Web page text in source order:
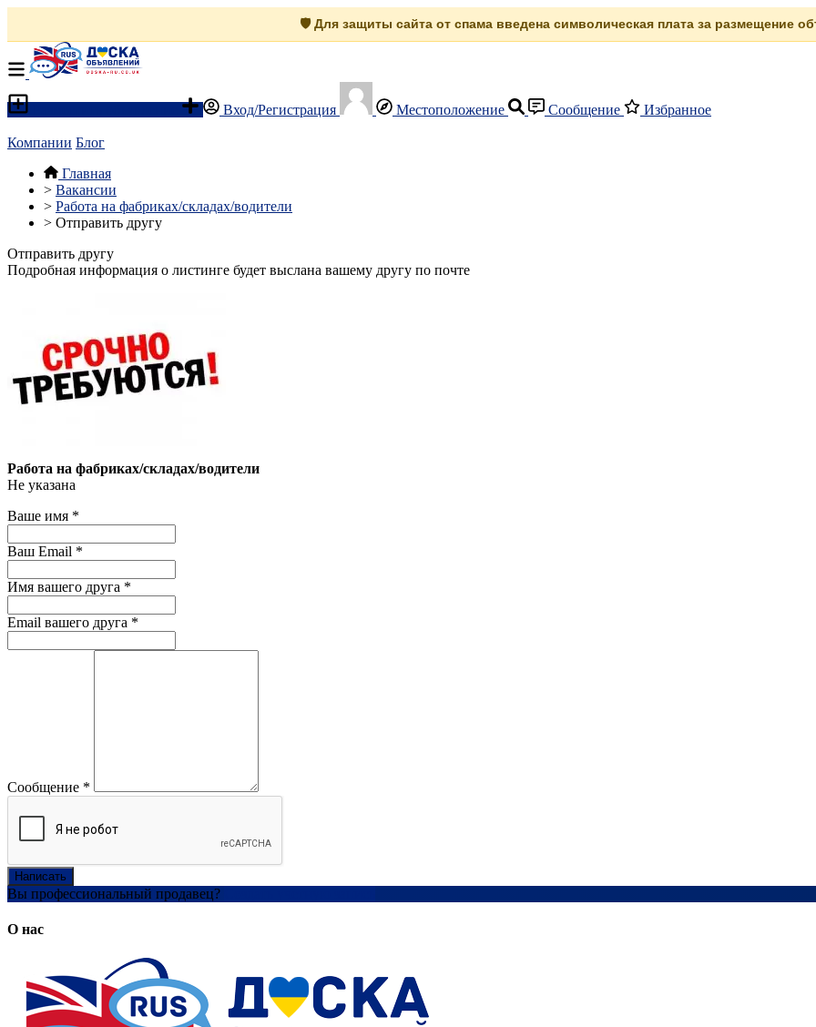
🛡️ Для защиты сайта от спама введена символическая плата за размещение
Вход/Регистрация Местоположение Сообщение Избранное
Компании Блог
Главная
> Вакансии
> Работа на фабриках/складах/водители
> Отправить другу
Отправить другу
Подробная информация о листинге будет выслана вашему другу по почте
Работа на фабриках/складах/водители
Не указана
Ваше имя *
Ваш Email *
Имя вашего друга *
Email вашего друга *
Сообщение *
Написать
Вы профессиональный продавец?
О нас